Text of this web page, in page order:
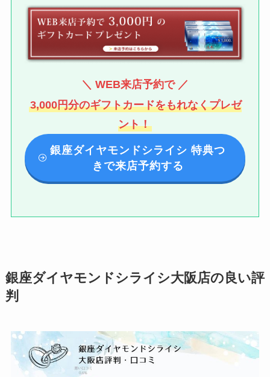
＼ WEB来店予約で ／
3,000円分のギフトカードをもれなくプレゼ
ント！
銀座ダイヤモンドシライシ 特典つ
きで来店予約する
銀座ダイヤモンドシライシ大阪店の良い評
判